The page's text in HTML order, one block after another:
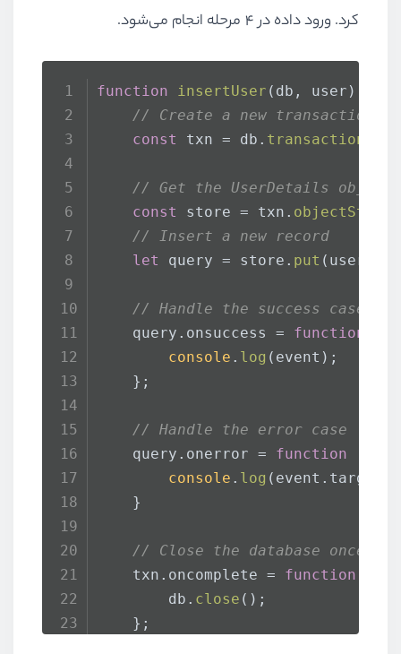
کرد. ورود داده در 4 مرحله انجام می‌شود.
function insertUser ( db, user ) {
// Create a new transaction
const
txn = db. transaction
// Get the UserDetails object
const
store = txn. objectStore
// Insert a new record
let
query = store. put (user);
// Handle the success case
    query.
onsuccess = function
console . log (event);
    };
// Handle the error case
    query.
onerror = function
console . log (event. target
    }
// Close the database once
    txn.
oncomplete = function
        db.
close ();
    };